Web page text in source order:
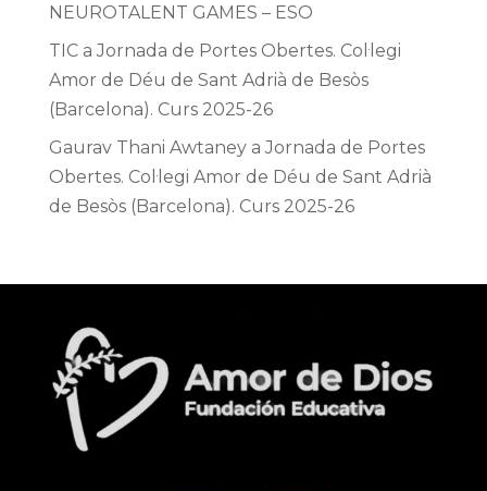
NEUROTALENT GAMES – ESO
TICaJornada de Portes Obertes. Col·legi
Amor de Déu de Sant Adrià de Besòs
(Barcelona). Curs 2025-26
Gaurav Thani AwtaneyaJornada de Portes
Obertes. Col·legi Amor de Déu de Sant Adrià
de Besòs (Barcelona). Curs 2025-26